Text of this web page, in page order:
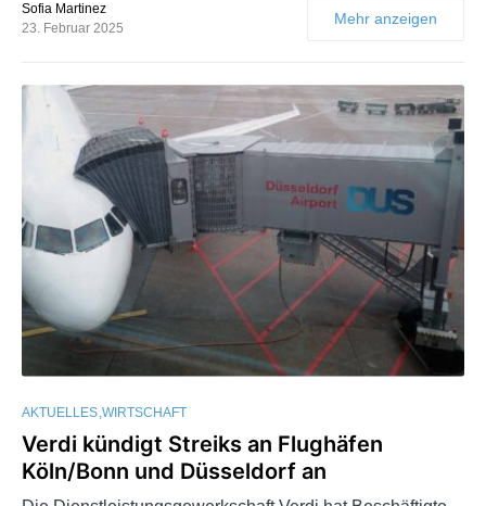
Sofia Martinez
23. Februar 2025
Mehr anzeigen
AKTUELLES WIRTSCHAFT
Verdi kündigt Streiks an Flughäfen
Köln/Bonn und Düsseldorf an